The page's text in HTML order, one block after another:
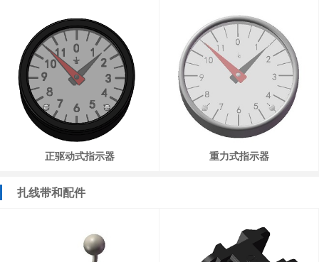
正驱动式指示器 重力式指示器
扎线带和配件